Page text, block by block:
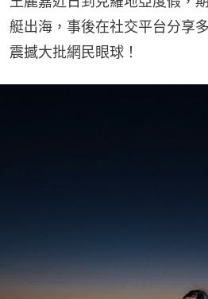
艇出海，事後在社交平台分享
震撼大批網民眼球！